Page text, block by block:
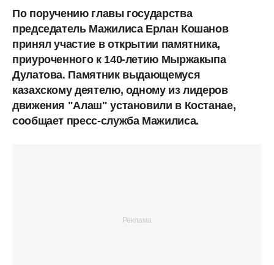
По поручению главы государства
председатель Мажилиса Ерлан Кошанов
принял участие в открытии памятника,
приуроченного к 140-летию Мыржакыпа
Дулатова. Памятник выдающемуся
казахскому деятелю, одному из лидеров
движения "Алаш" установили в Костанае,
сообщает пресс-служба Мажилиса.